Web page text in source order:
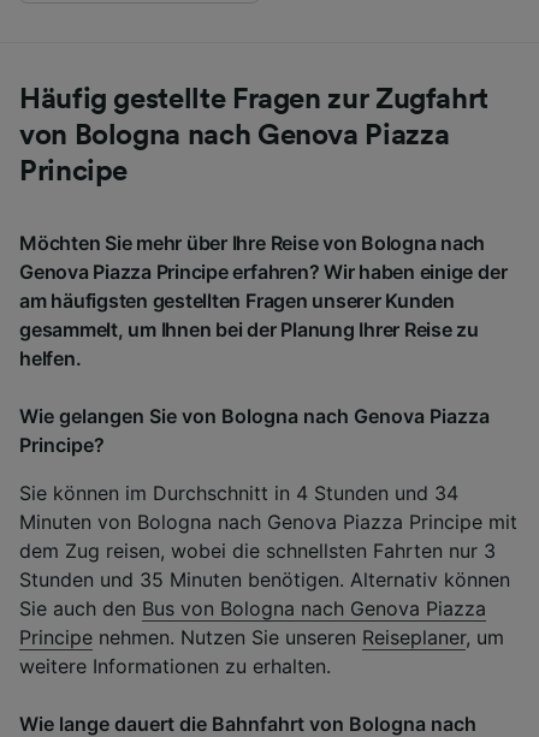
Häufig gestellte Fragen zur Zugfahrt
von Bologna nach Genova Piazza
Principe
Möchten Sie mehr über Ihre Reise von Bologna nach
Genova Piazza Principe erfahren? Wir haben einige der
am häufigsten gestellten Fragen unserer Kunden
gesammelt, um Ihnen bei der Planung Ihrer Reise zu
helfen.
Wie gelangen Sie von Bologna nach Genova Piazza
Principe?
Sie können im Durchschnitt in 4 Stunden und 34
Minuten von Bologna nach Genova Piazza Principe mit
dem Zug reisen, wobei die schnellsten Fahrten nur 3
Stunden und 35 Minuten benötigen. Alternativ können
Sie auch den Bus von Bologna nach Genova Piazza
Principe nehmen. Nutzen Sie unseren Reiseplaner, um
weitere Informationen zu erhalten.
Wie lange dauert die Bahnfahrt von Bologna nach